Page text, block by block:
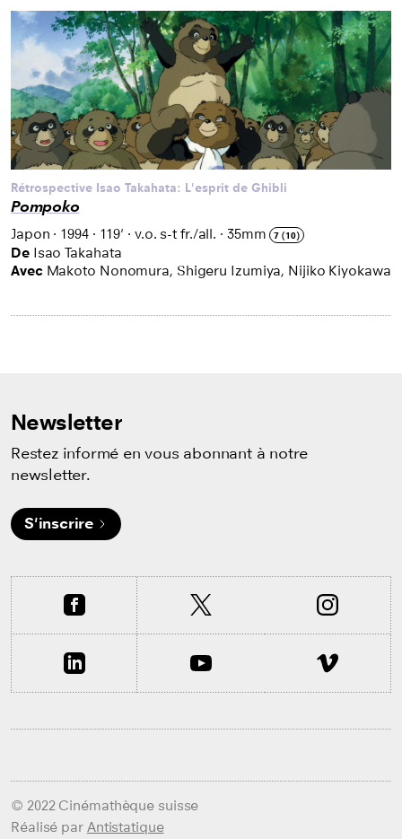
Rétrospective Isao Takahata: L'esprit de Ghibli
Pompoko
Japon · 1994· 119' · v.o. s-t fr./all. · 35mm 7 (10)
De Isao Takahata
Avec Makoto Nonomura, Shigeru Izumiya, Nijiko Kiyokawa
Newsletter
Restez informé en vous abonnant à notre
newsletter.
S'inscrire
© 2022 Cinémathèque suisse
Réalisé par Antistatique